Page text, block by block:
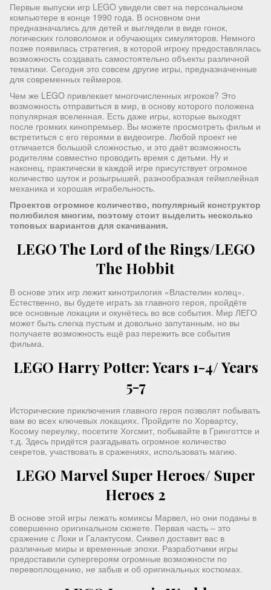
Первые выпуски игр LEGO увидели свет на персональном
компьютере в конце 1990 года. В основном они
предназначались для детей и выглядели в виде гонок,
логических головоломок и обучающих симуляторов. Немного
позже появилась стратегия, в которой игроку предоставлялась
возможность создавать самостоятельно объекты различной
тематики. Сегодня это совсем другие игры, предназначенные
для современных геймеров.
Чем же LEGO привлекает многочисленных игроков? Это
возможность отправиться в мир, в основу которого положена
популярная вселенная. Есть даже игры, которые выходят
после громких кинопремьер. Вы можете просмотреть фильм и
встретиться с его героями в видеоигре. Любой проект не
отличается большой сложностью, и это даёт возможность
родителям совместно проводить время с детьми. Ну и
наконец, практически в каждой игре присутствует огромное
количество шуток и розыгрышей, разнообразная геймплейная
механика и хорошая играбельность.
Проектов огромное количество, популярный конструктор
полюбился многим, поэтому стоит выделить несколько
топовых вариантов для скачивания.
LEGO The Lord of the Rings/LEGO
The Hobbit
В основе этих игр лежит кинотрилогия «Властелин колец».
Естественно, вы будете играть за главного героя, пройдёте
все основные локации и окунётесь во все события. Мир ЛЕГО
может быть слегка пустым и довольно запутанным, но вы
получаете возможность ещё раз пережить все события
фильма.
LEGO Harry Potter: Years 1-4/ Years
5-7
Исторические приключения главного героя позволят побывать
вам во всех ключевых локациях. Пройдите по Хорвартсу,
Косому переулку, посетите Хогсмит, побывайте в Гринготтсе и
т.д. Здесь придётся разгадывать огромное количество
секретов, участвовать в сражениях, использовать магию.
LEGO Marvel Super Heroes/ Super
Heroes 2
В основе этой игры лежать комиксы Марвел, но они поданы в
совершенно оригинальном сюжете. Первая часть – это
сражение с Локи и Галактусом. Сиквел доставит вас в
различные миры и временные эпохи. Разработчики игры
предоставили супергероям огромные возможности по
перевоплощению, не забыв и об оригинальных костюмах.